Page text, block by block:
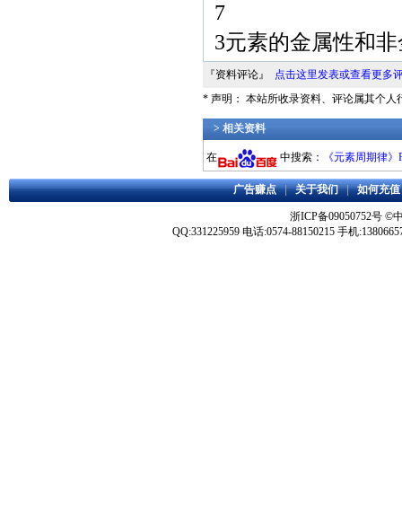
7
3元素的金属性和
『资料评论』 点击这里发表或查看更多
* 声明： 本站所收录资料、评论属其个人
> 相关资料
在 中搜索： 《元素周期律
广告赚点|关于我们|如何充值
浙ICP备09050752号 ©
QQ:331225959 电话:0574-88150215 手机